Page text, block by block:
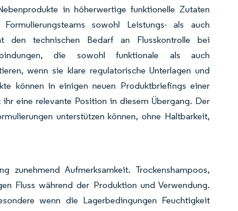
in höherwertige funktionelle Zutaten
sowohl Leistungs- als auch
den technischen Bedarf an Flusskontrolle bei
die sowohl funktionale als auch
wenn sie klare regulatorische Unterlagen und
können in einigen neuen Produktbriefings einer
eine relevante Position in diesem Übergang. Der
unterstützen können, ohne Haltbarkeit,
zunehmend Aufmerksamkeit. Trockenshampoos,
Fluss während der Produktion und Verwendung.
wenn die Lagerbedingungen Feuchtigkeit